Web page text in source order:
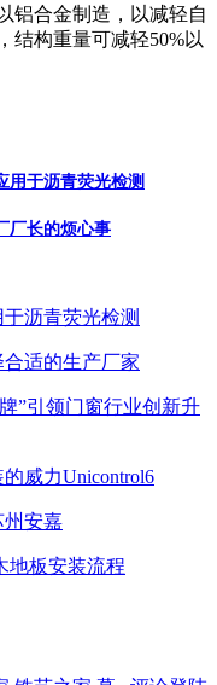
铝合金制造，以减轻自
结构重量可减轻50%以
用于沥青荧光检测
厂长的烦心事
沥青荧光检测
适的生产厂家
”引领门窗行业创新升
威力Unicontrol6
安嘉
地板安装流程